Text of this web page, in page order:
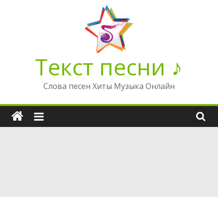
Текст песни ♪
Слова песен Хиты Музыка Онлайн